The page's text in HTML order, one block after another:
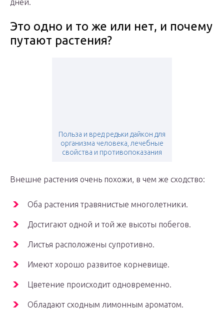
дней.
Это одно и то же или нет, и почему
путают растения?
Польза и вред редьки дайкон для
организма человека, лечебные
свойства и противопоказания
Внешне растения очень похожи, в чем же сходство:
Оба растения травянистые многолетники.
Достигают одной и той же высоты побегов.
Листья расположены супротивно.
Имеют хорошо развитое корневище.
Цветение происходит одновременно.
Обладают сходным лимонным ароматом.